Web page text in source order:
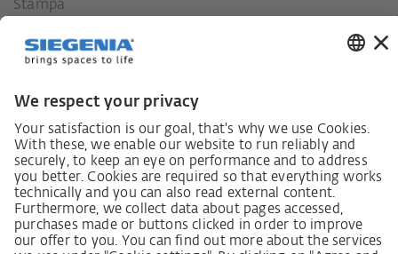
Stampa
I nostri valori
Lieferkettensorgfaltspflichtengesetz